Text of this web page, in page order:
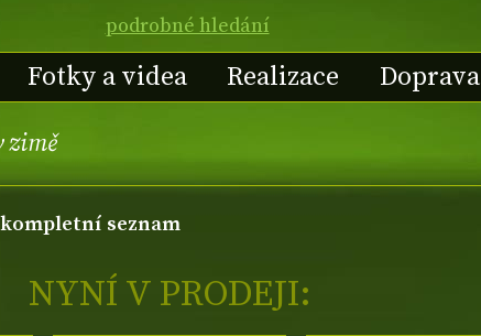
podrobné hledání
Fotky a videa Realizace Doprava
zimě
kompletní seznam
NYNÍ V PRODEJI: